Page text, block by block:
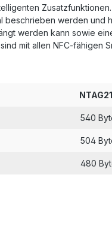
werden und
werden kann sowie
mit allen NFC-fähigen
540
504
480